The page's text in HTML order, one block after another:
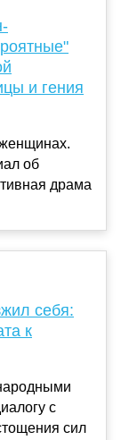
и гения
об
драма
себя:
к
с
сил